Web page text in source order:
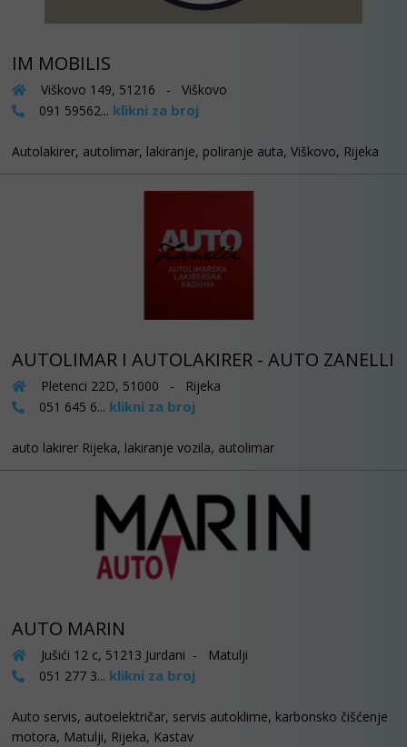
IM MOBILIS
Viškovo 149, 51216 - Viškovo
091 59562... klikni za broj
Autolakirer, autolimar, lakiranje, poliranje auta, Viškovo, Rijeka
AUTOLIMAR I AUTOLAKIRER - AUTO ZANELLI
Pletenci 22D, 51000 - Rijeka
051 645 6... klikni za broj
auto lakirer Rijeka, lakiranje vozila, autolimar
AUTO MARIN
Jušići 12 c, 51213 Jurdani - Matulji
051 277 3... klikni za broj
Auto servis, autoelektričar, servis autoklime, karbonsko čišćenje
motora, Matulji, Rijeka, Kastav